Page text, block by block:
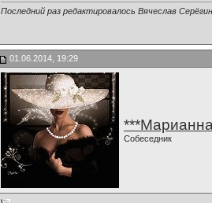
Последний раз редактировалось Вячеслав
01.06.2014, 19:29
***Марианна
Собеседник